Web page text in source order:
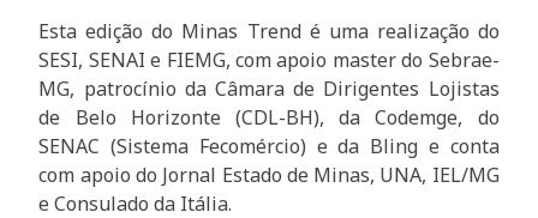
Esta edição do Minas Trend é uma realização do
SESI, SENAI e FIEMG, com apoio master do Sebrae-
MG, patrocínio da Câmara de Dirigentes Lojistas
de Belo Horizonte (CDL-BH), da Codemge, do
SENAC (Sistema Fecomércio) e da Bling e conta
com apoio do Jornal Estado de Minas, UNA, IEL/MG
e Consulado da Itália.